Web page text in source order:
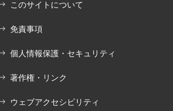
このサイトについて
免責事項
個人情報保護・セキュリティ
著作権・リンク
ウェブアクセシビリティ